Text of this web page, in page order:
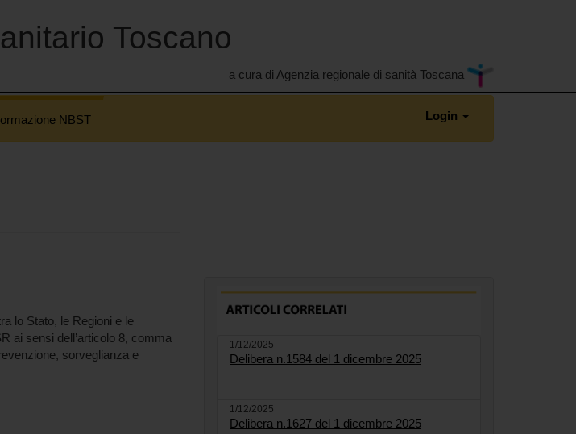
Toscano
a cura di Agenzia regionale di sanità Toscana
NBST Login
lo Stato, le Regioni e le
ai sensi dell’articolo 8, comma
sorveglianza e
1/12/2025
Delibera n.1584 del 1 dicembre 2025
1/12/2025
Delibera n.1627 del 1 dicembre 2025